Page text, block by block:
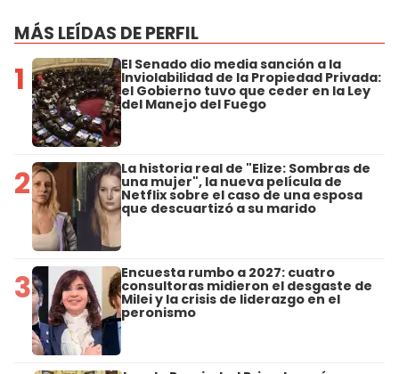
MÁS LEÍDAS DE PERFIL
1 El Senado dio media sanción a la
Inviolabilidad de la Propiedad Privada:
el Gobierno tuvo que ceder en la Ley
del Manejo del Fuego
2 La historia real de "Elize: Sombras de
una mujer", la nueva película de
Netflix sobre el caso de una esposa
que descuartizó a su marido
3 Encuesta rumbo a 2027: cuatro
consultoras midieron el desgaste de
Milei y la crisis de liderazgo en el
peronismo